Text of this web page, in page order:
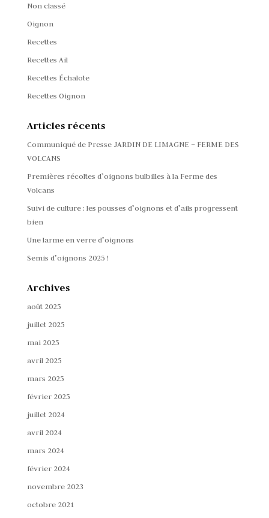
Non classé
Oignon
Recettes
Recettes Ail
Recettes Échalote
Recettes Oignon
Articles récents
Communiqué de Presse JARDIN DE LIMAGNE – FERME DES
VOLCANS
Premières récoltes d’oignons bulbilles à la Ferme des
Volcans
Suivi de culture : les pousses d’oignons et d’ails progressent
bien
Une larme en verre d’oignons
Semis d’oignons 2025 !
Archives
août 2025
juillet 2025
mai 2025
avril 2025
mars 2025
février 2025
juillet 2024
avril 2024
mars 2024
février 2024
novembre 2023
octobre 2021